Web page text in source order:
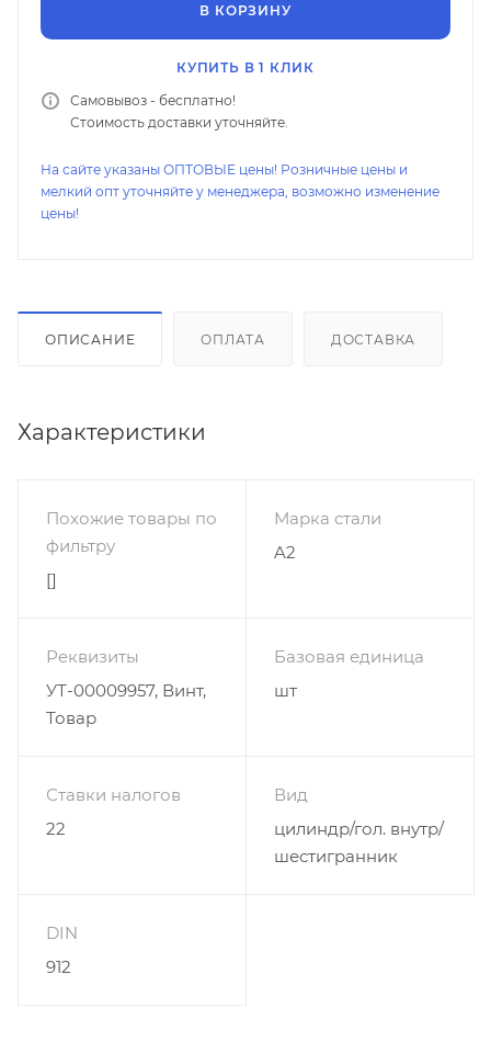
В КОРЗИНУ
КУПИТЬ В 1 КЛИК
Самовывоз - бесплатно!
Стоимость доставки уточняйте.
На сайте указаны ОПТОВЫЕ цены! Розничные цены и
мелкий опт уточняйте у менеджера, возможно изменение
цены!
ОПИСАНИЕ ОПЛАТА ДОСТАВКА
Характеристики
Похожие товары по
фильтру
[]
Марка стали
A2
Реквизиты
УТ-00009957, Винт,
Товар
Базовая единица
шт
Ставки налогов
22
Вид
цилиндр/гол. внутр/
шестигранник
DIN
912